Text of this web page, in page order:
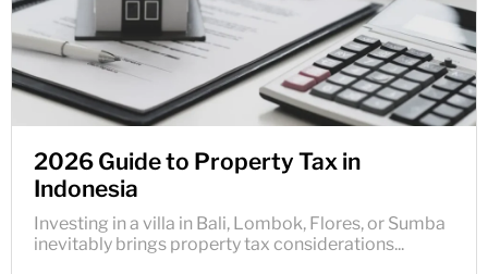
2026 Guide to Property Tax in
Indonesia
Investing in a villa in Bali, Lombok, Flores, or Sumba
inevitably brings property tax considerations...